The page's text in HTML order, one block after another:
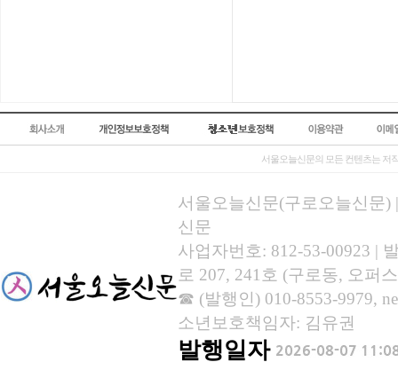
서울오늘신문의 모든 컨텐츠는 저
서울오늘신문(구로오늘신문)
신문
사업자번호: 812-53-00923 |
로 207, 241호 (구로동, 오퍼
☎ (발행인) 010-8553-9979,
소년보호책임자: 김유권
발행일자